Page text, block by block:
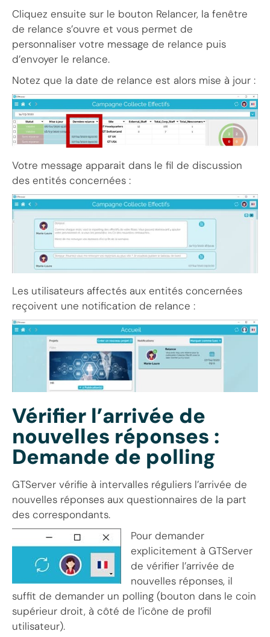
Cliquez ensuite sur le bouton Relancer, la fenêtre
de relance s’ouvre et vous permet de
personnaliser votre message de relance puis
d’envoyer le relance.
Notez que la date de relance est alors mise à jour :
Votre message apparait dans le fil de discussion
des entités concernées :
Les utilisateurs affectés aux entités concernées
reçoivent une notification de relance :
Vérifier l’arrivée de
nouvelles réponses :
Demande de polling
GTServer vérifie à intervalles réguliers l’arrivée de
nouvelles réponses aux questionnaires de la part
des correspondants.
Pour demander
explicitement à GTServer
de vérifier l’arrivée de
nouvelles réponses, il
suffit de demander un polling (bouton dans le coin
supérieur droit, à côté de l’icône de profil
utilisateur).